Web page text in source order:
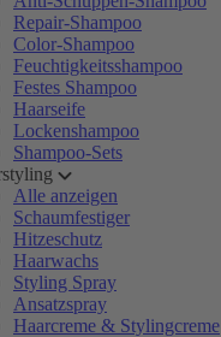
Repair-Shampoo
Color-Shampoo
Feuchtigkeitsshampoo
Festes Shampoo
Haarseife
Lockenshampoo
Shampoo-Sets
Alle anzeigen
Schaumfestiger
Hitzeschutz
Haarwachs
Styling Spray
Ansatzspray
Haarcreme & Stylingcreme